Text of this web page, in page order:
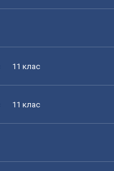
11 клас
11 клас